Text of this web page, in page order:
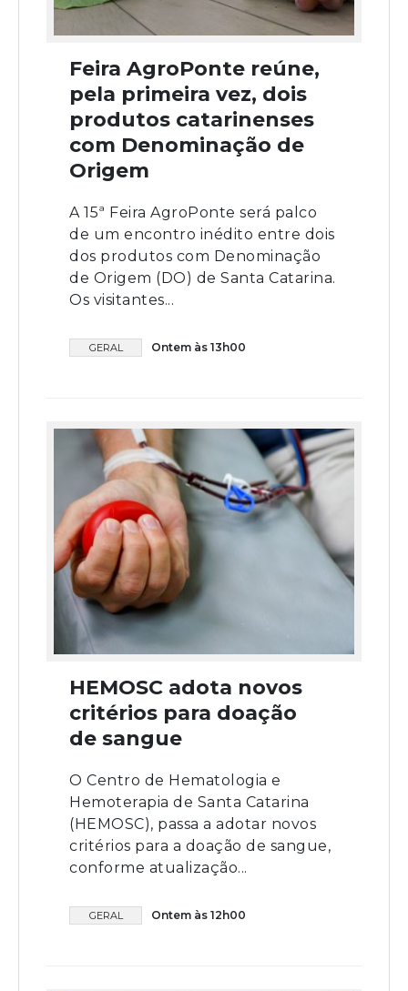
Feira AgroPonte reúne,
pela primeira vez, dois
produtos catarinenses
com Denominação de
Origem
A 15ª Feira AgroPonte será palco
de um encontro inédito entre dois
dos produtos com Denominação
de Origem (DO) de Santa Catarina.
Os visitantes...
GERAL Ontem às 13h00
HEMOSC adota novos
critérios para doação
de sangue
O Centro de Hematologia e
Hemoterapia de Santa Catarina
(HEMOSC), passa a adotar novos
critérios para a doação de sangue,
conforme atualização...
GERAL Ontem às 12h00